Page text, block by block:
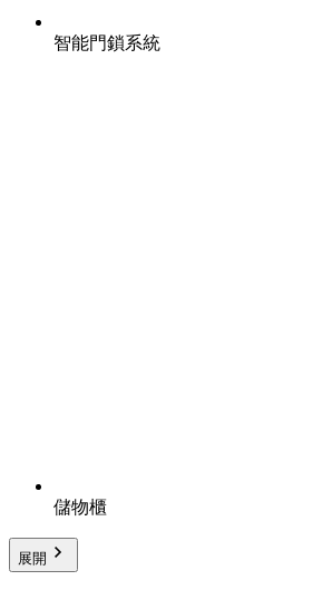
智能門鎖系統
儲物櫃
展開